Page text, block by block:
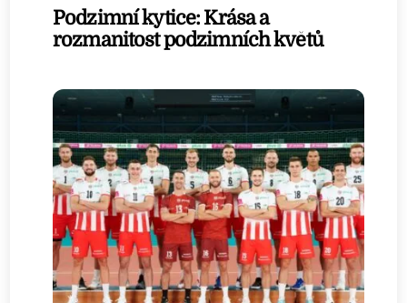
Podzimní kytice: Krása a
rozmanitost podzimních květů